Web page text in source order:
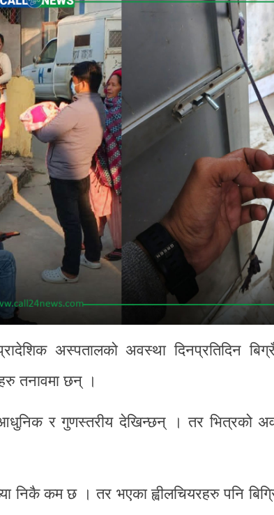
अस्पतालको अवस्था दिनप्रतिदिन
तनावमा छन् ।
आधुनिक र गुणस्तरीय देखिन्छन् । तर भित्रको
निकै कम छ । तर भएका ह्वीलचियरहरु पनि